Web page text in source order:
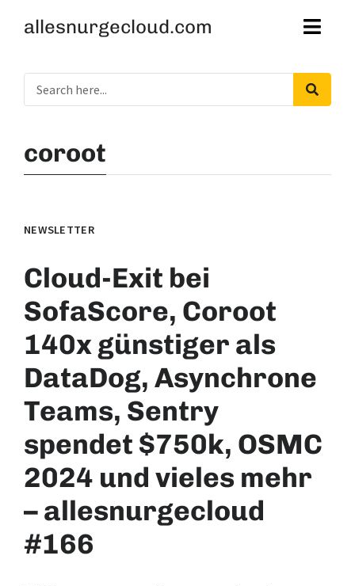
allesnurgecloud.com
coroot
NEWSLETTER
Cloud-Exit bei
SofaScore, Coroot
140x günstiger als
DataDog, Asynchrone
Teams, Sentry
spendet $750k, OSMC
2024 und vieles mehr
– allesnurgecloud
#166